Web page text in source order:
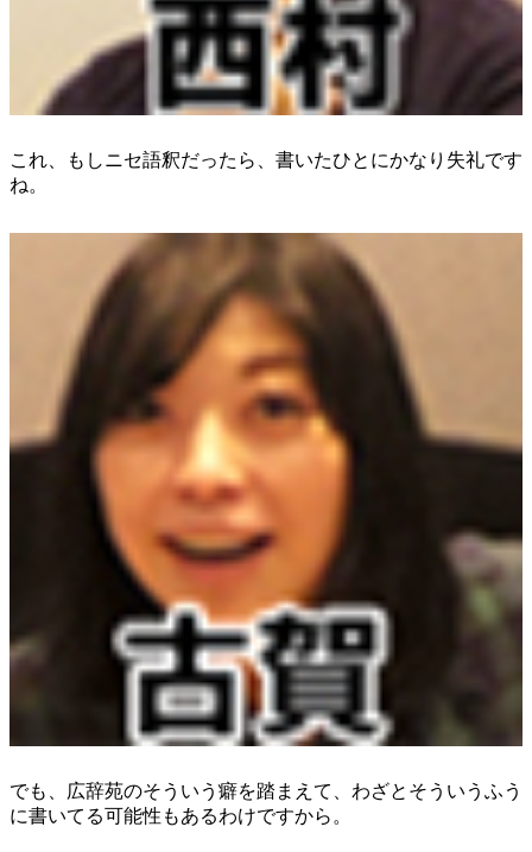
これ、もしニセ語釈だったら、書いたひとにかなり失礼です
ね。
でも、広辞苑のそういう癖を踏まえて、わざとそういうふう
に書いてる可能性もあるわけですから。